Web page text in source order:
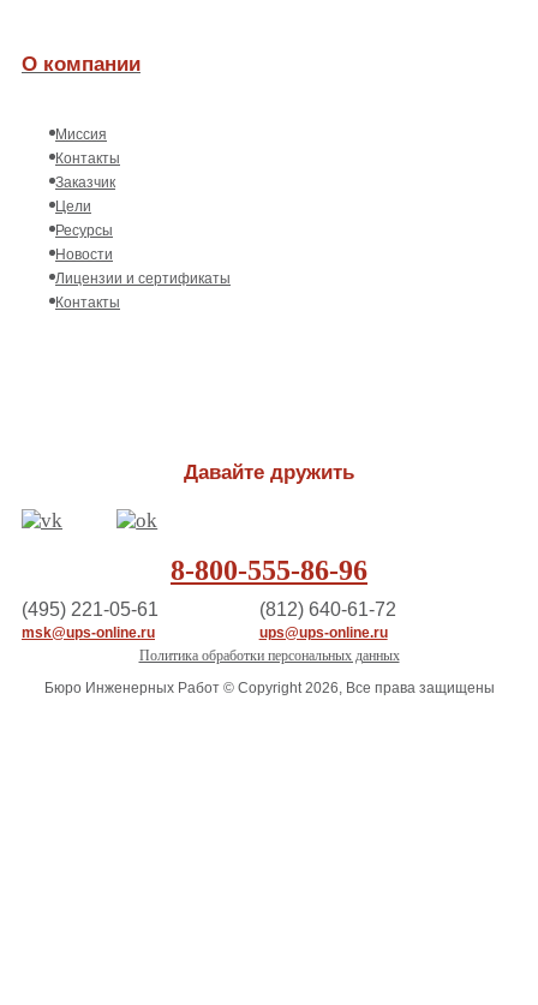
О компании
Миссия
Контакты
Заказчик
Цели
Ресурсы
Новости
Лицензии и сертификаты
Контакты
Давайте дружить
8-800-555-86-96
(495) 221-05-61
msk@ups-online.ru
(812) 640-61-72
ups@ups-online.ru
Политика обработки персональных данных
Бюро Инженерных Работ © Copyright 2026, Все права защищены